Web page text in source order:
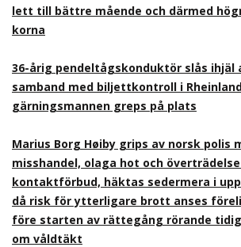
lett till bättre mående och därmed
korna
36-årig pendeltågskonduktör slås ihjäl
samband med biljettkontroll i
gärningsmannen greps på plats
Marius Borg Høiby grips av norsk polis
misshandel, olaga hot och
kontaktförbud, häktas sedermera i
då risk för ytterligare brott anses
före starten av rättegång rörande
om våldtäkt